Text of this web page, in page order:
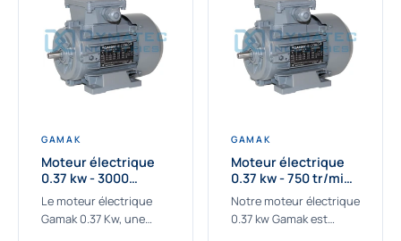
GAMAK
Moteur électrique
0.37 kw - 3000
Tr/min - 230/400v -
Taille 63 - IE2
Le moteur électrique
Gamak 0.37 Kw, une
GAMAK
Moteur électrique
0.37 kw - 750 tr/min -
230/400V - IE2
Notre moteur électrique
0.37 kw Gamak est